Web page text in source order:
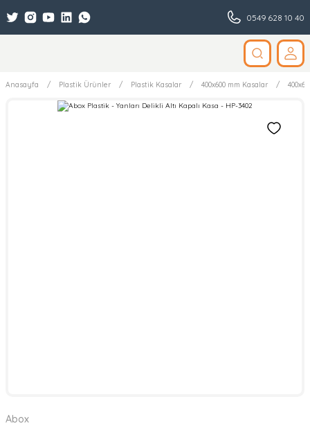
0549 628 10 40
Anasayfa Plastik Ürünler Plastik Kasalar 400x600 mm Kasalar
Abox